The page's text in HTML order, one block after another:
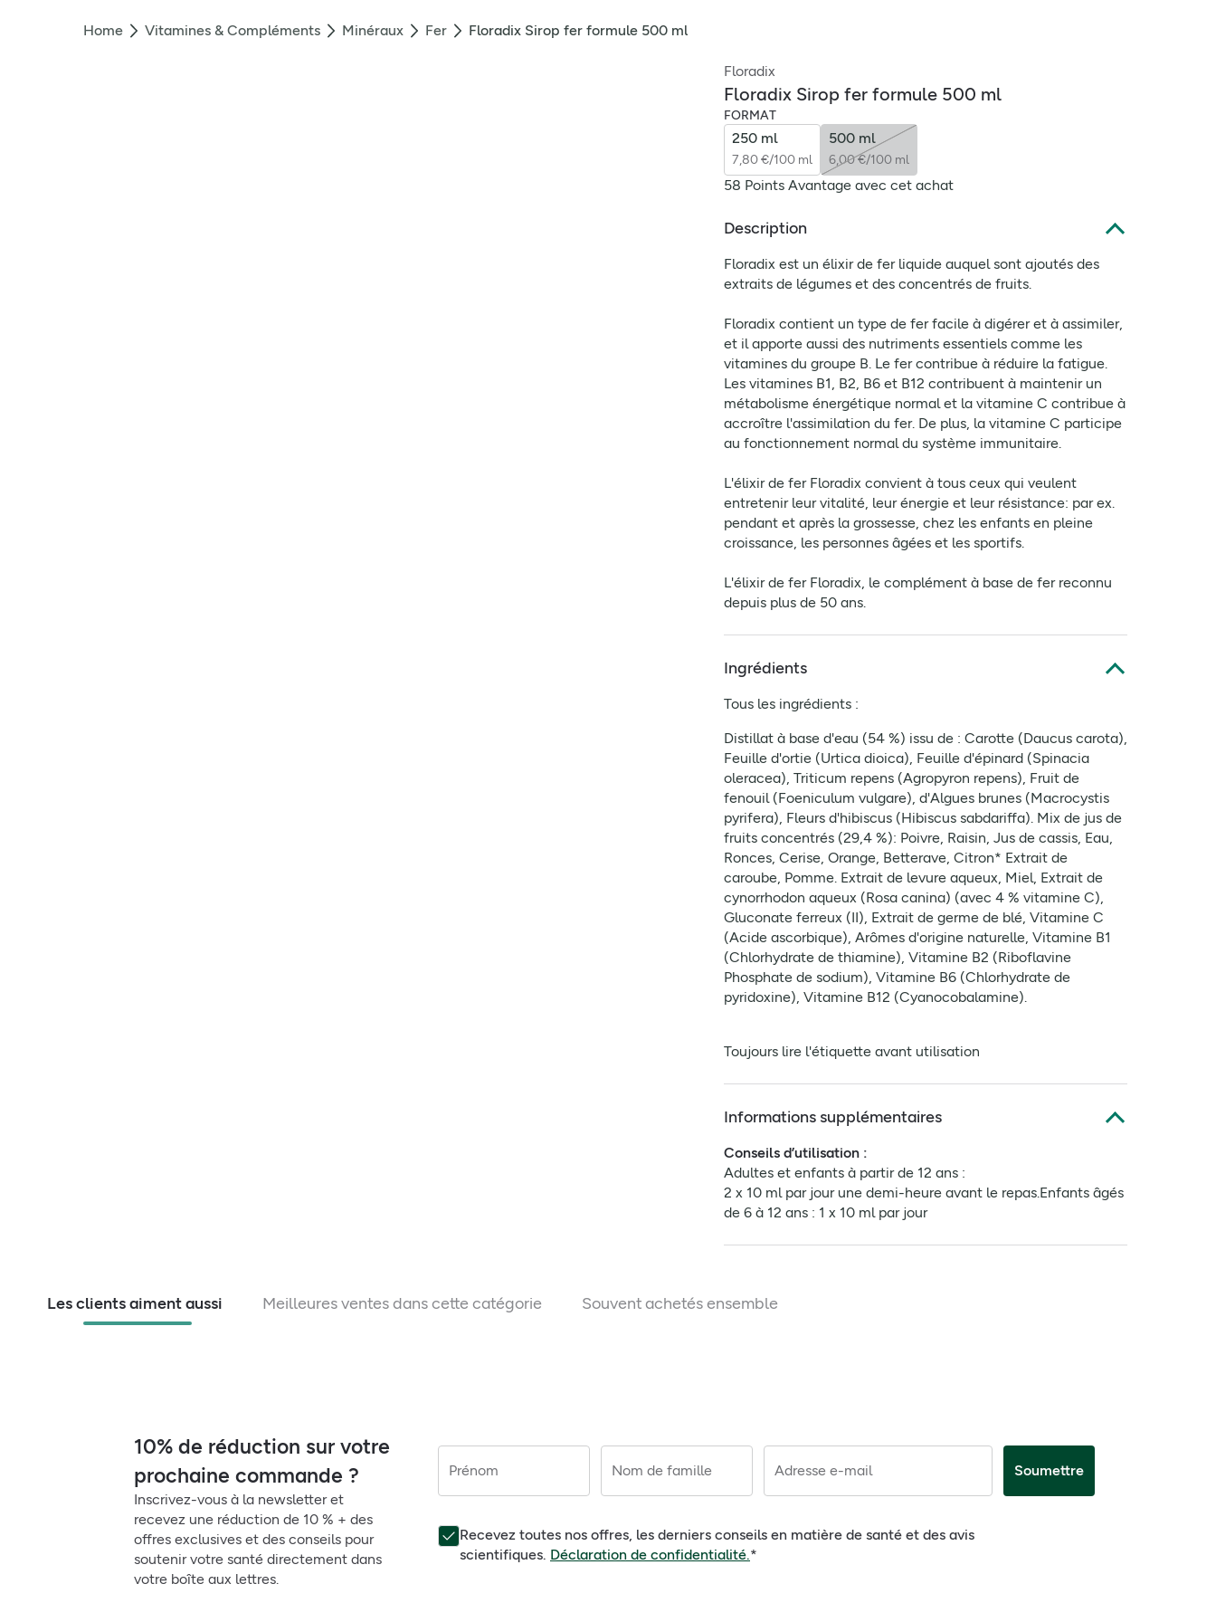
Home Vitamines & Compléments Minéraux Fer Floradix Sirop fer formule 500 ml
Floradix
Floradix Sirop fer formule 500 ml
FORMAT
250 ml
7,80 €/100 ml
500 ml
6,00 €/100 ml
58 Points Avantage avec cet achat
Description
Floradix est un élixir de fer liquide auquel sont ajoutés des
extraits de légumes et des concentrés de fruits.
Floradix contient un type de fer facile à digérer et à assimiler,
et il apporte aussi des nutriments essentiels comme les
vitamines du groupe B. Le fer contribue à réduire la fatigue.
Les vitamines B1, B2, B6 et B12 contribuent à maintenir un
métabolisme énergétique normal et la vitamine C contribue à
accroître l'assimilation du fer. De plus, la vitamine C participe
au fonctionnement normal du système immunitaire.
L'élixir de fer Floradix convient à tous ceux qui veulent
entretenir leur vitalité, leur énergie et leur résistance: par ex.
pendant et après la grossesse, chez les enfants en pleine
croissance, les personnes âgées et les sportifs.
L'élixir de fer Floradix, le complément à base de fer reconnu
depuis plus de 50 ans.
Ingrédients
Tous les ingrédients :
Distillat à base d'eau (54 %) issu de : Carotte (Daucus carota),
Feuille d'ortie (Urtica dioica), Feuille d'épinard (Spinacia
oleracea), Triticum repens (Agropyron repens), Fruit de
fenouil (Foeniculum vulgare), d'Algues brunes (Macrocystis
pyrifera), Fleurs d'hibiscus (Hibiscus sabdariffa). Mix de jus de
fruits concentrés (29,4 %): Poivre, Raisin, Jus de cassis, Eau,
Ronces, Cerise, Orange, Betterave, Citron* Extrait de
caroube, Pomme. Extrait de levure aqueux, Miel, Extrait de
cynorrhodon aqueux (Rosa canina) (avec 4 % vitamine C),
Gluconate ferreux (II), Extrait de germe de blé, Vitamine C
(Acide ascorbique), Arômes d'origine naturelle, Vitamine B1
(Chlorhydrate de thiamine), Vitamine B2 (Riboflavine
Phosphate de sodium), Vitamine B6 (Chlorhydrate de
pyridoxine), Vitamine B12 (Cyanocobalamine).
Toujours lire l'étiquette avant utilisation
Informations supplémentaires
Conseils d’utilisation :
Adultes et enfants à partir de 12 ans :
2 x 10 ml par jour une demi-heure avant le repas.Enfants âgés
de 6 à 12 ans : 1 x 10 ml par jour
Les clients aiment aussi Meilleures ventes dans cette catégorie Souvent achetés ensemble
10% de réduction sur votre
prochaine commande ?
Inscrivez-vous à la newsletter et
recevez une réduction de 10 % + des
offres exclusives et des conseils pour
soutenir votre santé directement dans
votre boîte aux lettres.
Prénom Nom de famille Adresse e-mail Soumettre
Recevez toutes nos offres, les derniers conseils en matière de santé et des avis
scientifiques. Déclaration de confidentialité.*